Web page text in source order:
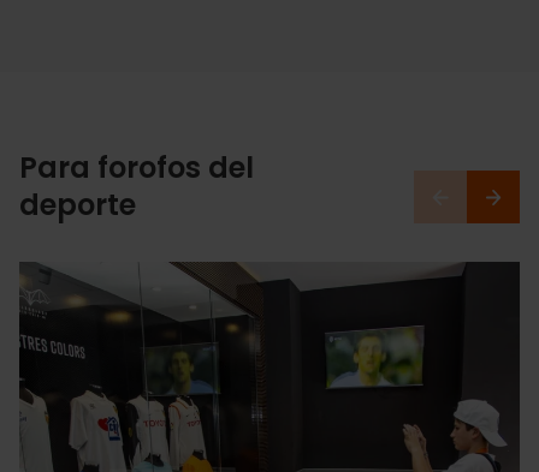
Para forofos del
deporte